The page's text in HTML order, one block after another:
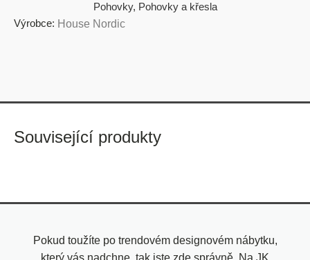
Pohovky, Pohovky a křesla
Výrobce: House Nordic
Související produkty
Pokud toužíte po trendovém designovém nábytku,
který vás nadchne, tak jste zde správně. Na JK